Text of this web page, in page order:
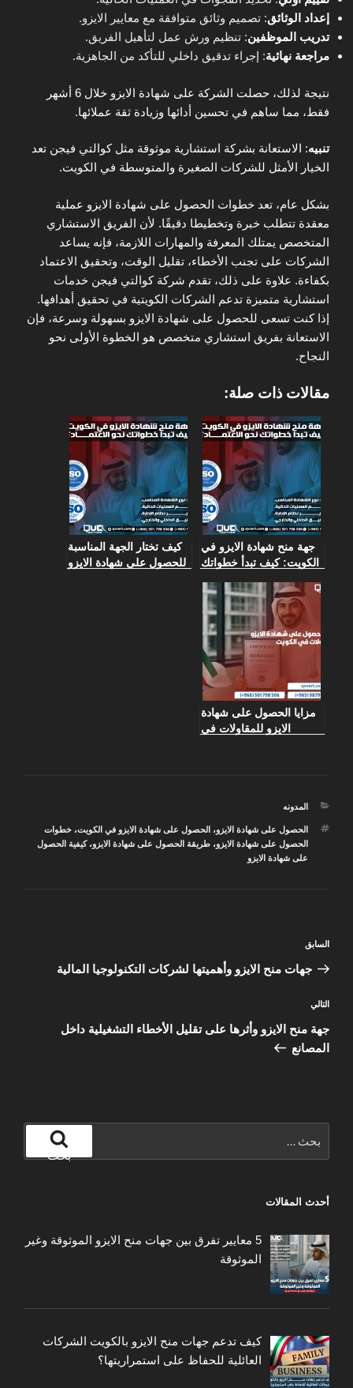
إعداد الوثائق: تصميم وثائق متوافقة مع معايير الايزو.
تدريب الموظفين: تنظيم ورش عمل لتأهيل الفريق.
مراجعة نهائية: إجراء تدقيق داخلي للتأكد من الجاهزية.
نتيجة لذلك، حصلت الشركة على شهادة الايزو خلال 6 أشهر
فقط، مما ساهم في تحسين أدائها وزيادة ثقة عملائها.
تنبيه: الاستعانة بشركة استشارية موثوقة مثل كوالتي فيجن تعد
الخيار الأمثل للشركات الصغيرة والمتوسطة في الكويت.
بشكل عام، تعد خطوات الحصول على شهادة الايزو عملية
معقدة تتطلب خبرة وتخطيطا دقيقًا. لأن الفريق الاستشاري
المتخصص يمتلك المعرفة والمهارات اللازمة، فإنه يساعد
الشركات على تجنب الأخطاء، تقليل الوقت، وتحقيق الاعتماد
بكفاءة. علاوة على ذلك، تقدم شركة كوالتي فيجن خدمات
استشارية متميزة تدعم الشركات الكويتية في تحقيق أهدافها.
إذا كنت تسعى للحصول على شهادة الايزو بسهولة وسرعة، فإن
الاستعانة بفريق استشاري متخصص هو الخطوة الأولى نحو
النجاح.
مقالات ذات صلة:
جهة منح شهادة الايزو في
الكويت: كيف تبدأ خطواتك
كيف تختار الجهة المناسبة
للحصول على شهادة الايزو
مزايا الحصول على شهادة
الايزو للمقاولات في
التصنيفات
المدونه
الوسوم
الحصول على شهادة الايزو، الحصول على شهادة الايزو في الكويت،خطوات
الحصول على شهادة الايزو،طريقة الحصول على شهادة الايزو،كيفية الحصول
على شهادة الايزو
المقالة
السابقة
السابق
جهات منح الايزو وأهميتها لشركات التكنولوجيا المالية
المقالة
التالية
التالي
جهة منح الايزو وأثرها على تقليل الأخطاء التشغيلية داخل
المصانع
عن:
بحث
أحدث المقالات
5 معايير تفرق بين جهات منح الايزو الموثوقة وغير
الموثوقة
كيف تدعم جهات منح الايزو بالكويت الشركات
العائلية للحفاظ على استمراريتها؟